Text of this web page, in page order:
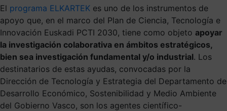
El programa ELKARTEK es uno de los instrumentos de
apoyo que, en el marco del Plan de Ciencia, Tecnología e
Innovación Euskadi PCTI 2030, tiene como objeto apoyar
la investigación colaborativa en ámbitos estratégicos,
bien sea investigación fundamental y/o industrial. Los
destinatarios de estas ayudas, convocadas por la
Dirección de Tecnología y Estrategia del Departamento de
Desarrollo Económico, Sostenibilidad y Medio Ambiente
del Gobierno Vasco, son los agentes científico-